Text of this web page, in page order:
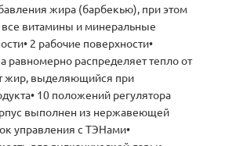
жира (барбекью), при этом
все витамины и минеральные
2 рабочие поверхности•
равномерно распределяет тепло от
жир, выделяющийся при
10 положений регулятора
выполнен из нержавеющей
управления с ТЭНами•